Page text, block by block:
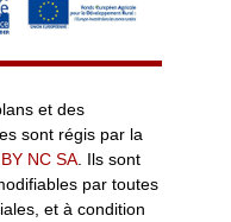
et des
sont régis par la
NC SA . Ils sont
par toutes
et à condition